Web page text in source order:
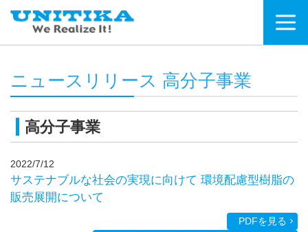
ニュースリリース 高分子事業
高分子事業
2022/7/12
サステナブルな社会の実現に向けて 環境配慮型樹脂の
販売展開について
PDFを見る